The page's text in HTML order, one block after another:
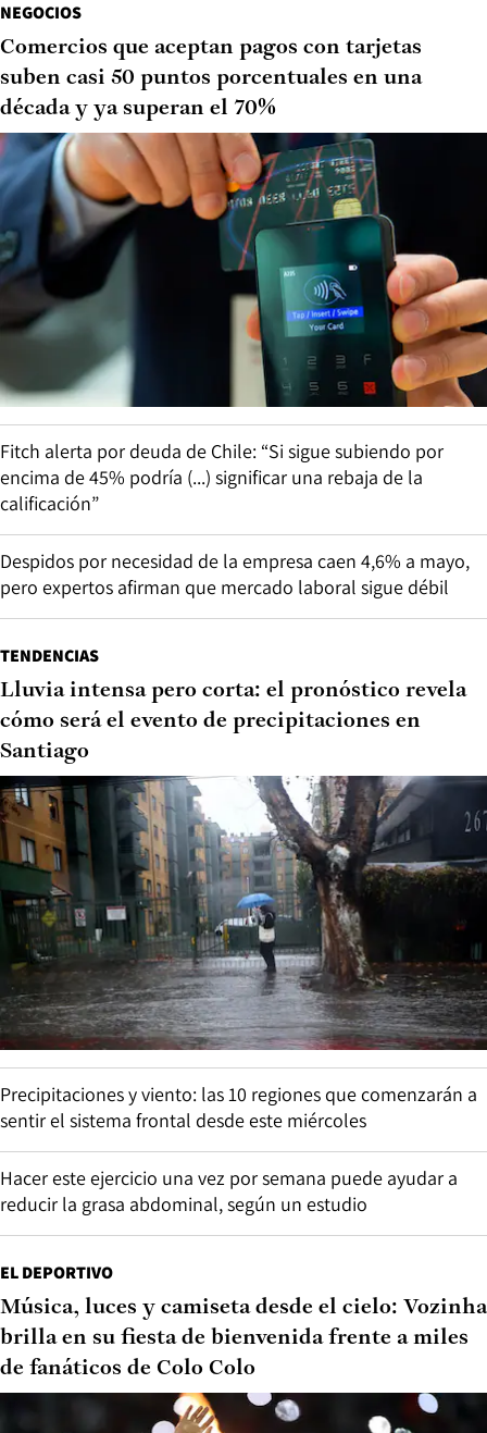
NEGOCIOS
Comercios que aceptan pagos con tarjetas
suben casi 50 puntos porcentuales en una
década y ya superan el 70%
Fitch alerta por deuda de Chile: “Si sigue subiendo por
encima de 45% podría (...) significar una rebaja de la
calificación”
Despidos por necesidad de la empresa caen 4,6% a mayo,
pero expertos afirman que mercado laboral sigue débil
TENDENCIAS
Lluvia intensa pero corta: el pronóstico revela
cómo será el evento de precipitaciones en
Santiago
Precipitaciones y viento: las 10 regiones que comenzarán a
sentir el sistema frontal desde este miércoles
Hacer este ejercicio una vez por semana puede ayudar a
reducir la grasa abdominal, según un estudio
EL DEPORTIVO
Música, luces y camiseta desde el cielo: Vozinha
brilla en su fiesta de bienvenida frente a miles
de fanáticos de Colo Colo